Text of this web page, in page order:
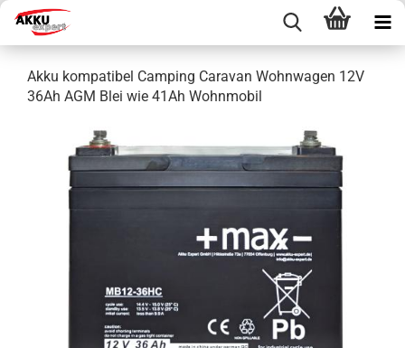
Akku kompatibel Camping Caravan Wohnwagen 12V
36Ah AGM Blei wie 41Ah Wohnmobil